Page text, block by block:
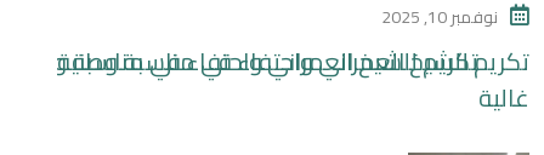
نوفمبر 10, 2025
تكريم للشيخ العمراني واحتفاء في مناسبة وطنية
غالية